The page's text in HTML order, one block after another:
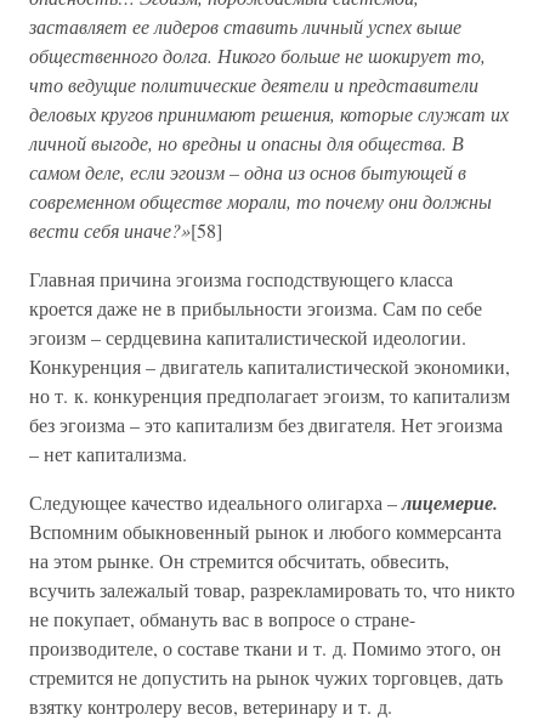
заставляет ее лидеров ставить личный успех выше
общественного долга. Никого больше не шокирует то,
что ведущие политические деятели и представители
деловых кругов принимают решения, которые служат их
личной выгоде, но вредны и опасны для общества. В
самом деле, если эгоизм – одна из основ бытующей в
современном обществе морали, то почему они должны
вести себя иначе?»[58]
Главная причина эгоизма господствующего класса
кроется даже не в прибыльности эгоизма. Сам по себе
эгоизм – сердцевина капиталистической идеологии.
Конкуренция – двигатель капиталистической экономики,
но т. к. конкуренция предполагает эгоизм, то капитализм
без эгоизма – это капитализм без двигателя. Нет эгоизма
– нет капитализма.
Следующее качество идеального олигарха –лицемерие.
Вспомним обыкновенный рынок и любого коммерсанта
на этом рынке. Он стремится обсчитать, обвесить,
всучить залежалый товар, разрекламировать то, что никто
не покупает, обмануть вас в вопросе о стране-
производителе, о составе ткани и т. д. Помимо этого, он
стремится не допустить на рынок чужих торговцев, дать
взятку контролеру весов, ветеринару и т. д.